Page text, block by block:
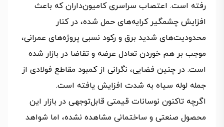
رفته است. اعتصاب سراسری کامیون‌داران که باعث
افزایش چشمگیر کرایه‌های حمل شده، در کنار
محدودیت‌های شدید برق و رکود نسبی پروژه‌های عمرانی،
موجب بر هم خوردن تعادل عرضه و تقاضا در بازار شده
است. در چنین فضایی، نگرانی از کمبود مقاطع فولادی از
جمله لوله سیاه به شدت افزایش یافته است.
اگرچه تاکنون نوسانات قیمتی قابل‌توجهی در بازار این
محصول صنعتی و ساختمانی مشاهده نشده، اما شواهد